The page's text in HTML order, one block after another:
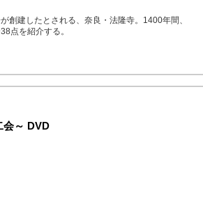
創建したとされる、奈良・法隆寺。1400年間、
点を紹介する。
会～ DVD